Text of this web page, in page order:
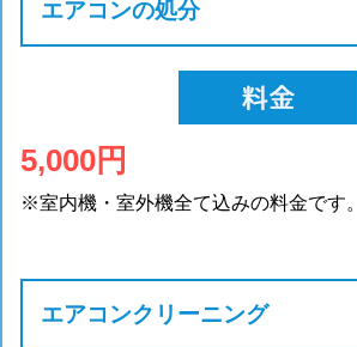
エアコンの処分
5,000円
※室内機・室外機全て込みの料金です。
エアコンクリーニング